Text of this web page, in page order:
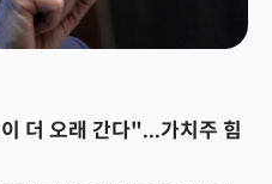
자미르(Eyal Zamir) 국방부 장관은
해 국가가 인공지능 '초강대국'이 되기
청난 양의 데이터를 합성하는 데
아직 무리가 있다는 설명입니다. 즉
경제활동인지 공격을 준비하는
더 오래 간다"...가치주 힘